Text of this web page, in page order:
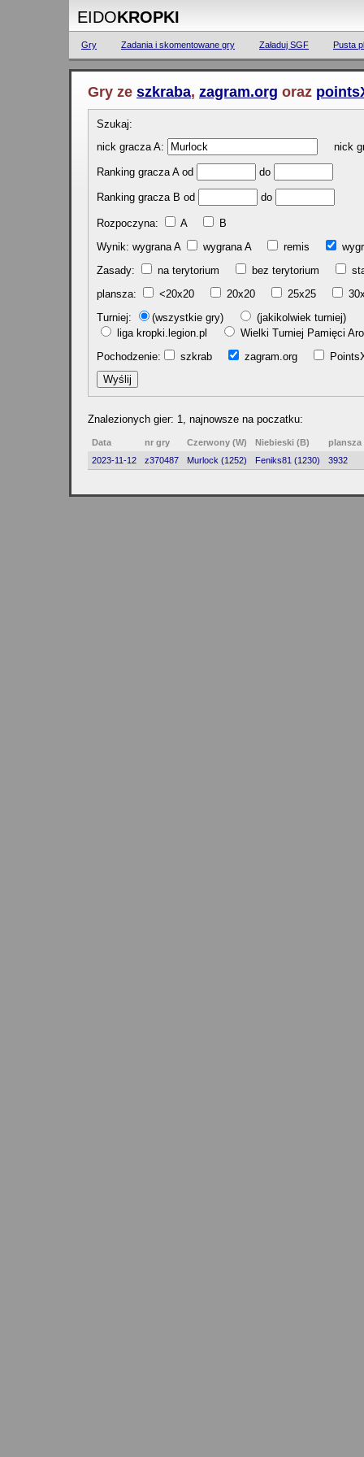
EIDOKROPKI
Gry Zadania i skomentowane gry Załaduj SGF Pusta
Gry ze szkraba, zagram.org oraz
Szukaj:
nick gracza A:
nick
Ranking gracza A od do
Ranking gracza B od do
Rozpoczyna: A
B
Wynik: wygrana A
wygrana A remis
Zasady:
na terytorium bez terytorium
plansza:
<20x20 20x20 25x25
Turniej:
(wszystkie gry)
(jakikolwiek turniej)
liga kropki.legion.pl
Wielki Turniej Pamięci
Pochodzenie:
szkrab zagram.org
Znalezionych gier: 1, najnowsze na poczatku:
Data nr gry Czerwony (W) Niebieski (B)
plansza
2023-11-12
z370487 Murlock (1252) Feniks81 (1230) 3932